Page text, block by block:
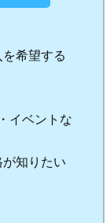
希望する
イベントな
が知りたい